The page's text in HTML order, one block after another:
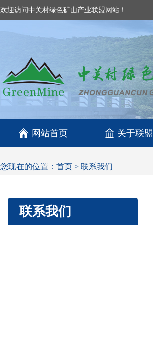
欢迎访问中关村绿色矿山产业联盟网站！
 网站首页 关于联盟
您现在的位置： 首页 > 联系我们
联系我们